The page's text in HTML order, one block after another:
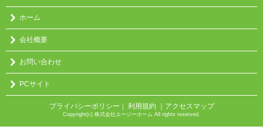
ホーム
会社概要
お問い合わせ
PCサイト
プライバシーポリシー ｜ 利用規約 ｜アクセスマップ
Copyright(c) 株式会社エージーホーム All rights reserved.